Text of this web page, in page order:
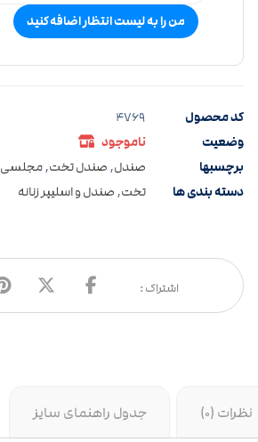
من را به لیست انتظار اضافه کنید
کد محصول 4769
وضعیت
ناموجود
برچسبها
صندل, صندل تخت,مجلسی
دسته بندی ها تخت, صندل و اسلیپر زنانه
نظرات (0) جدول راهنمای سایز